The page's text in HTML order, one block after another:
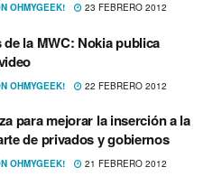
OHMYGEEK! 23 FEBRERO 2012
de la MWC: Nokia publica
OHMYGEEK! 22 FEBRERO 2012
para mejorar la inserción a la
de privados y gobiernos
OHMYGEEK! 21 FEBRERO 2012